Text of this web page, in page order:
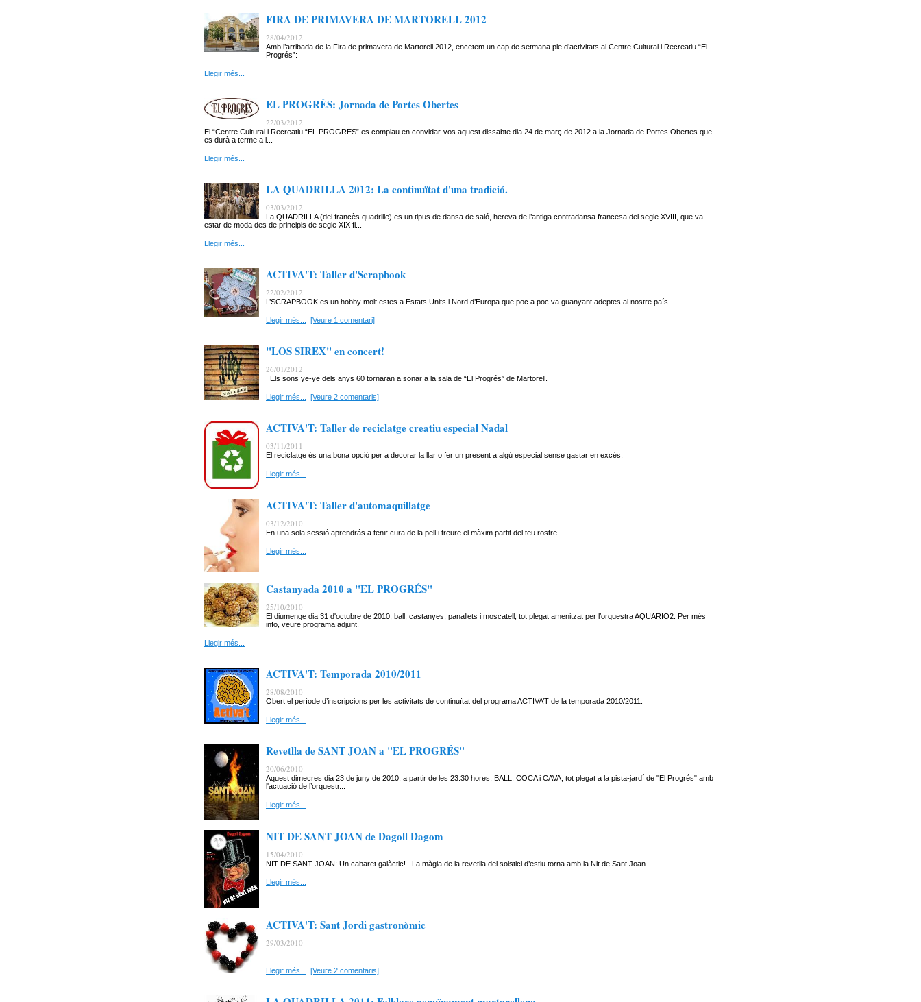
FIRA DE PRIMAVERA DE MARTORELL 2012
28/04/2012
Amb l’arribada de la Fira de primavera de Martorell 2012, encetem un cap de setmana ple d’activitats al Centre Cultural i Recreatiu “El
Progrés”:
Llegir més...
EL PROGRÉS: Jornada de Portes Obertes
22/03/2012
El “Centre Cultural i Recreatiu “EL PROGRES” es complau en convidar-vos aquest dissabte dia 24 de març de 2012 a la Jornada de Portes Obertes que
es durà a terme a l...
Llegir més...
LA QUADRILLA 2012: La continuïtat d'una tradició.
03/03/2012
La QUADRILLA (del francès quadrille) es un tipus de dansa de saló, hereva de l’antiga contradansa francesa del segle XVIII, que va
estar de moda des de principis de segle XIX fi...
Llegir més...
ACTIVA'T: Taller d'Scrapbook
22/02/2012
L’SCRAPBOOK es un hobby molt estes a Estats Units i Nord d’Europa que poc a poc va guanyant adeptes al nostre país.
Llegir més... [Veure 1 comentari]
"LOS SIREX" en concert!
26/01/2012
Els sons ye-ye dels anys 60 tornaran a sonar a la sala de “El Progrés” de Martorell.
Llegir més... [Veure 2 comentaris]
ACTIVA'T: Taller de reciclatge creatiu especial Nadal
03/11/2011
El reciclatge és una bona opció per a decorar la llar o fer un present a algú especial sense gastar en excés.
Llegir més...
ACTIVA'T: Taller d'automaquillatge
03/12/2010
En una sola sessió aprendrás a tenir cura de la pell i treure el màxim partit del teu rostre.
Llegir més...
Castanyada 2010 a "EL PROGRÉS"
25/10/2010
El diumenge dia 31 d'octubre de 2010, ball, castanyes, panallets i moscatell, tot plegat amenitzat per l’orquestra AQUARIO2. Per més
info, veure programa adjunt.
Llegir més...
ACTIVA'T: Temporada 2010/2011
28/08/2010
Obert el període d’inscripcions per les activitats de continuïtat del programa ACTIVA’T de la temporada 2010/2011.
Llegir més...
Revetlla de SANT JOAN a "EL PROGRÉS"
20/06/2010
Aquest dimecres dia 23 de juny de 2010, a partir de les 23:30 hores, BALL, COCA i CAVA, tot plegat a la pista-jardí de "El Progrés" amb
l'actuació de l’orquestr...
Llegir més...
NIT DE SANT JOAN de Dagoll Dagom
15/04/2010
NIT DE SANT JOAN: Un cabaret galàctic! La màgia de la revetlla del solstici d’estiu torna amb la Nit de Sant Joan.
Llegir més...
ACTIVA'T: Sant Jordi gastronòmic
29/03/2010
Llegir més... [Veure 2 comentaris]